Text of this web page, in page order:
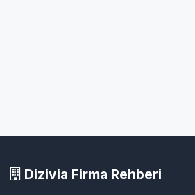
Dizivia Firma Rehberi